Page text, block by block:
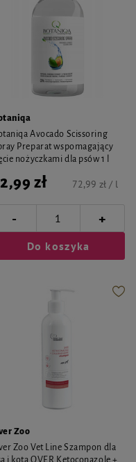
Avocado Scissoring
Preparat wspomagający
nożyczkami dla psów 1 l
zł 72,99 zł / l
- +
Do koszyka
Zoo
Zoo Vet Line Szampon dla
i kota OVER Ketoconazole +